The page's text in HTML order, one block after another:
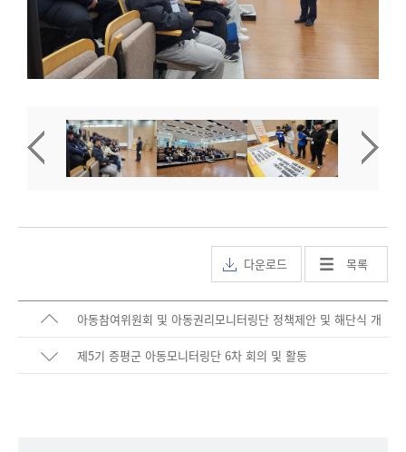
다운로드 목록
아동참여위원회 및 아동권리모니터링단 정책제안 및 해단식 개
최(2025.2.3.)
제5기 증평군 아동모니터링단 6차 회의 및 활동